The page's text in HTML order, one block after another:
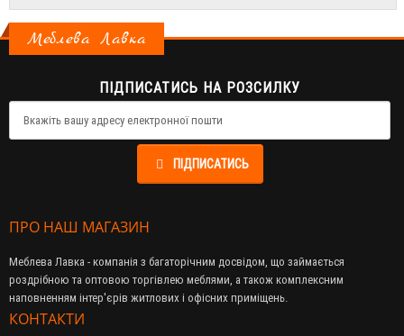
Меблева Лавка
ПІДПИСАТИСЬ НА РОЗСИЛКУ
ПІДПИСАТИСЬ
ПРО НАШ МАГАЗИН
Меблева Лавка - компанія з багаторічним досвідом, що займається
роздрібною та оптовою торгівлею меблями, а також комплексним
наповненням інтер'єрів житлових і офісних приміщень.
КОНТАКТИ